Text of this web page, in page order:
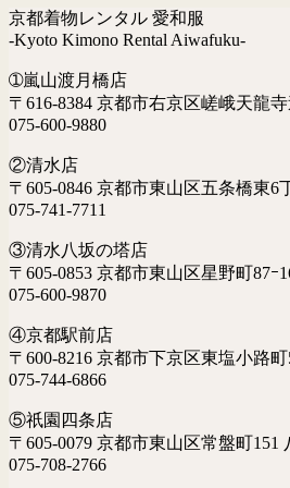
京都着物レンタル 愛和服
-Kyoto Kimono Rental Aiwafuku-
➀嵐山渡月橋店
〒616-8384 京都市右京区嵯峨天龍
075-600-9880
②清水店
〒605-0846 京都市東山区五条橋東6
075-741-7711
③清水八坂の塔店
〒605-0853 京都市東山区星野町87ｰ
075-600-9870
④京都駅前店
〒600-8216 京都市下京区東塩小路
075-744-6866
⑤祇園四条店
〒605-0079 京都市東山区常盤町151
075-708-2766